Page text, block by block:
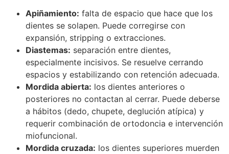
Apiñamiento: falta de espacio que hace que los
dientes se solapen. Puede corregirse con
expansión, stripping o extracciones.
Diastemas: separación entre dientes,
especialmente incisivos. Se resuelve cerrando
espacios y estabilizando con retención adecuada.
Mordida abierta: los dientes anteriores o
posteriores no contactan al cerrar. Puede deberse
a hábitos (dedo, chupete, deglución atípica) y
requerir combinación de ortodoncia e intervención
miofuncional.
Mordida cruzada: los dientes superiores muerden